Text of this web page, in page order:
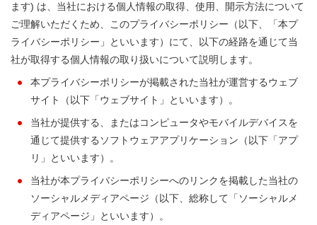
ます) は、当社における個人情報の取得、使用、開示方法について
ご理解いただくため、このプライバシーポリシー（以下、「本プ
ライバシーポリシー」といいます）にて、以下の経路を通じて当
社が取得する個人情報の取り扱いについて説明します。
本プライバシーポリシーが掲載された当社が運営するウェブ
サイト（以下「ウェブサイト」といいます）。
当社が提供する、またはコンピュータやモバイルデバイスを
通じて提供するソフトウェアアプリケーション（以下「アプ
リ」といいます）。
当社が本プライバシーポリシーへのリンクを掲載した当社の
ソーシャルメディアページ（以下、総称して「ソーシャルメ
ディアページ」といいます）。